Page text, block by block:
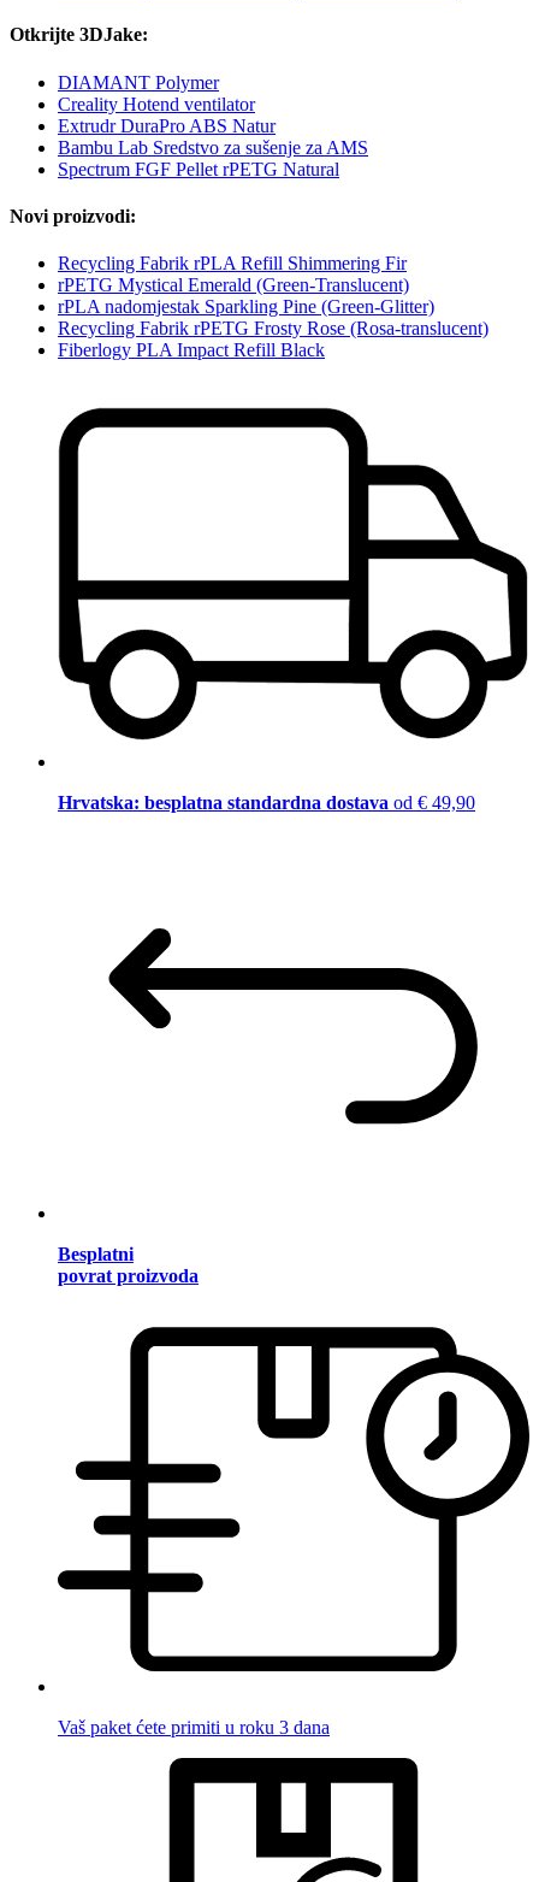
Otkrijte 3DJake:
DIAMANT Polymer
Creality Hotend ventilator
Extrudr DuraPro ABS Natur
Bambu Lab Sredstvo za sušenje za AMS
Spectrum FGF Pellet rPETG Natural
Novi proizvodi:
Recycling Fabrik rPLA Refill Shimmering Fir
rPETG Mystical Emerald (Green-Translucent)
rPLA nadomjestak Sparkling Pine (Green-Glitter)
Recycling Fabrik rPETG Frosty Rose (Rosa-translucent)
Fiberlogy PLA Impact Refill Black
Hrvatska: besplatna standardna dostava od € 49,90
Besplatni
povrat proizvoda
Vaš paket ćete primiti u roku 3 dana